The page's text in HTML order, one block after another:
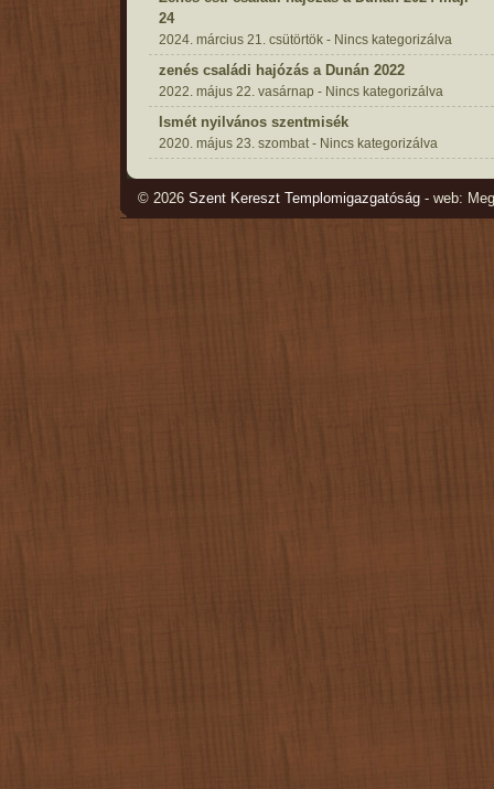
24
2024. március 21. csütörtök - Nincs kategorizálva
zenés családi hajózás a Dunán 2022
2022. május 22. vasárnap - Nincs kategorizálva
Ismét nyilvános szentmisék
2020. május 23. szombat - Nincs kategorizálva
© 2026 Szent Kereszt Templomigazgatóság - web: